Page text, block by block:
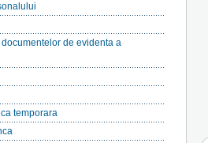
de evidenta a
temporara